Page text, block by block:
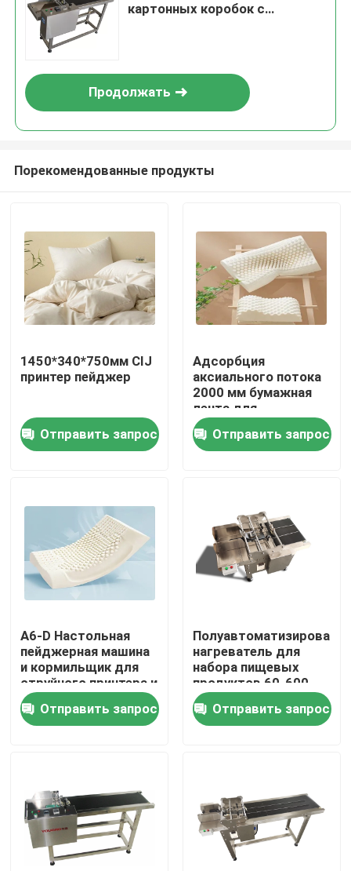
Домой
Видеозаписи
О нас
Контроль качества
Свяжитесь с нами
Случаи
Запросите цитату
картонных коробок с
Продолжать
Порекомендованные продукты
1450*340*750мм CIJ
принтер пейджер
Отправить запрос
Адсорбция
аксиального потока
2000 мм бумажная
лента для
пластиковых
пакетов
Отправить запрос
A6-D Настольная
пейджерная машина
и кормильщик для
струйного принтера и
лазерной машины
Отправить запрос
нагреватель для
набора пищевых
продуктов 60-600
шт/мин
Отправить запрос